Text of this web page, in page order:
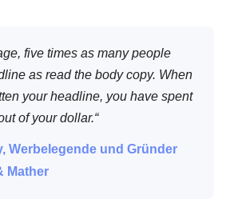
five times as many people
as read the body copy. When
your headline, you have spent
of your dollar.“
Werbelegende und Gründer
Mather